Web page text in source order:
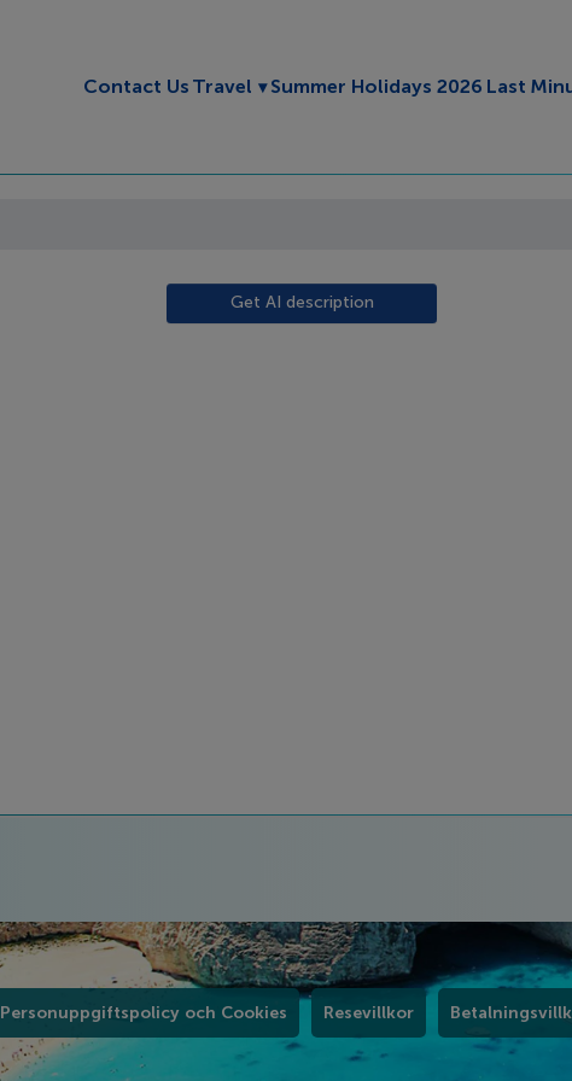
Contact Us Travel Toggle submenu
Summer Holidays 2026 Last
Get AI description
Personuppgiftspolicy och Cookies Resevillkor